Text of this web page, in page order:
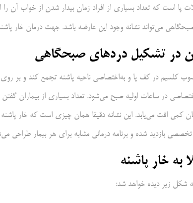
پا است که تعداد بسیاری از افراد زمان بیدار شدن از خواب آن را
می‌تواند نشانه وجود این عارضه باشد. جهت درمان خار
در تشکیل دردهای صبحگاهی
کلسیم در کف پا و به‌اختصاصی ناحیه پاشنه تجمع کند و بر
در ساعات اولیه صبح می‌شود. تعداد بسیاری از بیماران
کمی افت می‌یابد. این نشانه دقیقا همان چیزی است که خار
تخصصی بازدید شده و برنامه درمانی مشابه برای هر بیمار طراحی
به خار پاشنه
شکل زیر دیده خواهد شد: